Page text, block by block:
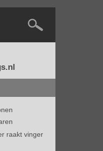
raakt vinger